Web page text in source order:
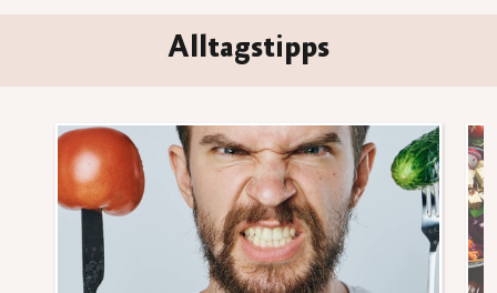
Alltagstipps